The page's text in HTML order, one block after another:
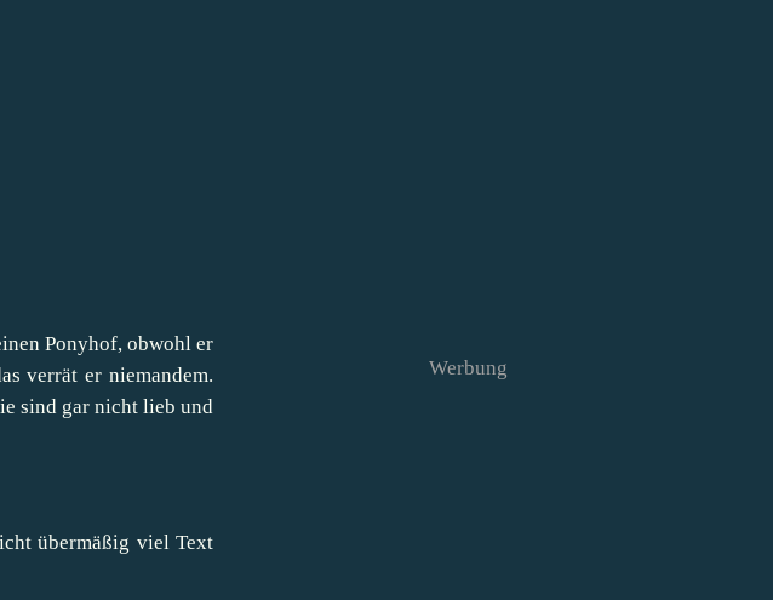
Ponyhof, obwohl er
verrät er niemandem.
sind gar nicht lieb und
übermäßig viel Text
Werbung